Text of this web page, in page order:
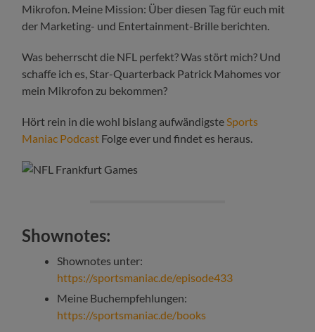
Mikrofon. Meine Mission: Über diesen Tag für euch mit
der Marketing- und Entertainment-Brille berichten.
Was beherrscht die NFL perfekt? Was stört mich? Und
schaffe ich es, Star-Quarterback Patrick Mahomes vor
mein Mikrofon zu bekommen?
Hört rein in die wohl bislang aufwändigsteSports
Maniac Podcast Folge ever und findet es heraus.
Shownotes:
Shownotes unter:
https://sportsmaniac.de/episode433
Meine Buchempfehlungen:
https://sportsmaniac.de/books